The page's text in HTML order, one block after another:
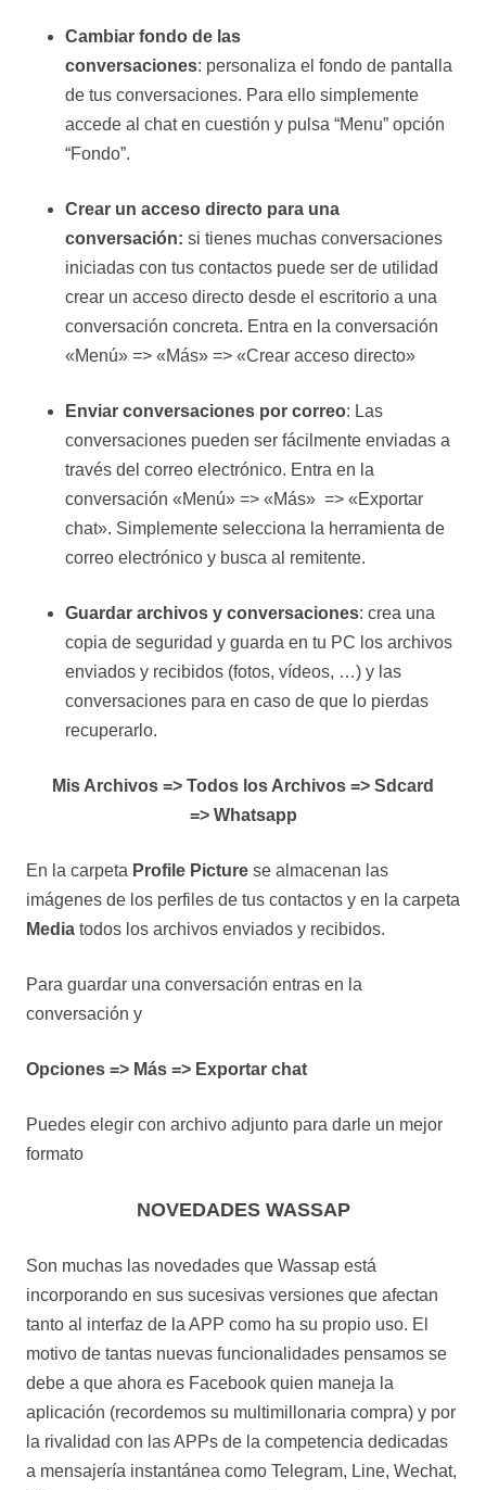
Cambiar fondo de las
conversaciones: personaliza el fondo de pantalla
de tus conversaciones. Para ello simplemente
accede al chat en cuestión y pulsa “Menu” opción
“Fondo”.
Crear un acceso directo para una
conversación: si tienes muchas conversaciones
iniciadas con tus contactos puede ser de utilidad
crear un acceso directo desde el escritorio a una
conversación concreta. Entra en la conversación
«Menú» => «Más» => «Crear acceso directo»
Enviar conversaciones por correo: Las
conversaciones pueden ser fácilmente enviadas a
través del correo electrónico. Entra en la
conversación «Menú» => «Más» => «Exportar
chat». Simplemente selecciona la herramienta de
correo electrónico y busca al remitente.
Guardar archivos y conversaciones: crea una
copia de seguridad y guarda en tu PC los archivos
enviados y recibidos (fotos, vídeos, …) y las
conversaciones para en caso de que lo pierdas
recuperarlo.
Mis Archivos => Todos los Archivos => Sdcard
=> Whatsapp
En la carpeta Profile Picture se almacenan las
imágenes de los perfiles de tus contactos y en la carpeta
Media todos los archivos enviados y recibidos.
Para guardar una conversación entras en la
conversación y
Opciones => Más => Exportar chat
Puedes elegir con archivo adjunto para darle un mejor
formato
NOVEDADES WASSAP
Son muchas las novedades que Wassap está
incorporando en sus sucesivas versiones que afectan
tanto al interfaz de la APP como ha su propio uso. El
motivo de tantas nuevas funcionalidades pensamos se
debe a que ahora es Facebook quien maneja la
aplicación (recordemos su multimillonaria compra) y por
la rivalidad con las APPs de la competencia dedicadas
a mensajería instantánea como Telegram, Line, Wechat,